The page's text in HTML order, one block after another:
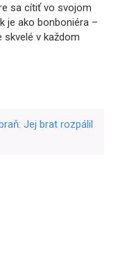
sa cítiť vo svojom
je ako bonboniéra –
skvelé v každom
Jej brat rozpálil